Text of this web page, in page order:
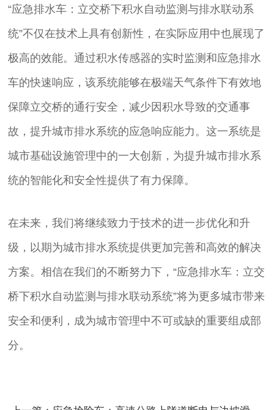
“应急排水车：立交桥下积水自动监测与排水联动系
统”不仅在技术上具有创新性，在实际应用中也展现了
极高的效能。通过积水传感器的实时监测和应急排水
车的快速响应，该系统能够在极端天气条件下有效地
保障立交桥的通行安全，减少因积水导致的交通事
故，提升城市排水系统的应急响应能力。这一系统是
城市基础设施管理中的一大创新，为提升城市排水系
统的智能化和安全性提供了有力保障。
在未来，我们将继续致力于技术的进一步优化和升
级，以期为城市排水系统提供更加完善和高效的解决
方案。相信在我们的不断努力下，“应急排水车：立交
桥下积水自动监测与排水联动系统”将为更多城市带来
安全和便利，成为城市管理中不可或缺的重要组成部
分。